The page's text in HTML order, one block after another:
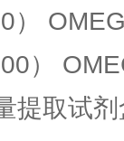
）
）
提取试